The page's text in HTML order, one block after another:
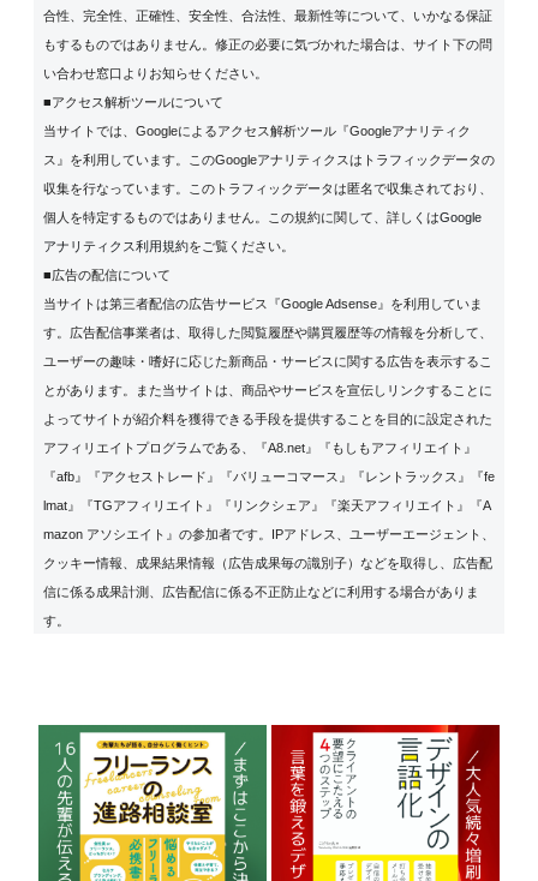
合性、完全性、正確性、安全性、合法性、最新性等について、いかなる保証
もするものではありません。修正の必要に気づかれた場合は、サイト下の問
い合わせ窓口よりお知らせください。
■アクセス解析ツールについて
当サイトでは、Googleによるアクセス解析ツール『Googleアナリティク
ス』を利用しています。このGoogleアナリティクスはトラフィックデータの
収集を行なっています。このトラフィックデータは匿名で収集されており、
個人を特定するものではありません。この規約に関して、詳しくはGoogle
アナリティクス利用規約をご覧ください。
■広告の配信について
当サイトは第三者配信の広告サービス『Google Adsense』を利用していま
す。広告配信事業者は、取得した閲覧履歴や購買履歴等の情報を分析して、
ユーザーの趣味・嗜好に応じた新商品・サービスに関する広告を表示するこ
とがあります。また当サイトは、商品やサービスを宣伝しリンクすることに
よってサイトが紹介料を獲得できる手段を提供することを目的に設定された
アフィリエイトプログラムである、『A8.net』『もしもアフィリエイト』
『afb』『アクセストレード』『バリューコマース』『レントラックス』『fe
lmat』『TGアフィリエイト』『リンクシェア』『楽天アフィリエイト』『A
mazon アソシエイト』の参加者です。IPアドレス、ユーザーエージェント、
クッキー情報、成果結果情報（広告成果毎の識別子）などを取得し、広告配
信に係る成果計測、広告配信に係る不正防止などに利用する場合がありま
す。